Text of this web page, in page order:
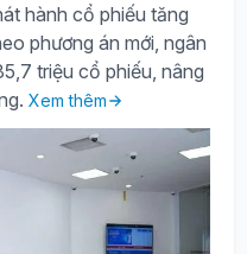
hành cổ phiếu tăng
phương án mới, ngân
triệu cổ phiếu, nâng
Xem thêm